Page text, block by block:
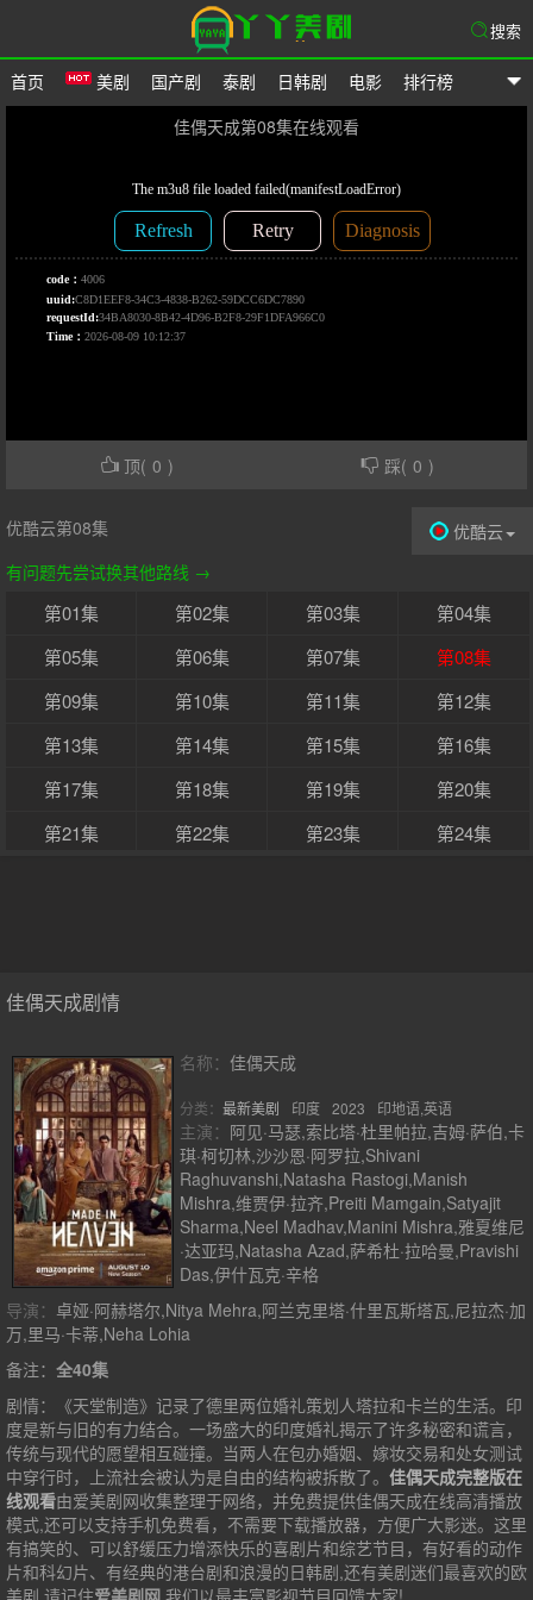
爱美剧网
首页 美剧 国产剧 泰剧 日韩剧 电影 排行榜
搜索
佳偶天成第08集在线观看
顶( 0 ) 踩( 0 )
优酷云
优酷云第08集
有问题先尝试换其他路线 →
第01集 第02集 第03集
第04集
第05集
第06集 第07集
第08集
第09集
第10集 第11集
第12集
第13集
第14集 第15集
第16集
第17集
第18集 第19集
第20集
第21集
第22集 第23集
第24集
第37集
佳偶天成剧情
名称： 佳偶天成
分类： 最新美剧 印度 2023 印地语,英语
主演： 阿见·马瑟,索比塔·杜里帕拉,吉姆·萨伯,卡
琪·柯切林,沙沙恩·阿罗拉,Shivani
Raghuvanshi,Natasha Rastogi,Manish
Mishra,维贾伊·拉齐,Preiti Mamgain,Satyajit
Sharma,Neel Madhav,Manini Mishra,雅夏维尼
·达亚玛,Natasha Azad,萨希杜·拉哈曼,Pravishi
Das,伊什瓦克·辛格
导演： 卓娅·阿赫塔尔,Nitya Mehra,阿兰克里塔·什里瓦斯塔瓦,尼拉杰·加
万,里马·卡蒂,Neha Lohia
备注： 全40集
剧情：
《天堂制造》记录了德里两位婚礼策划人塔拉和卡兰的生活。印
度是新与旧的有力结合。一场盛大的印度婚礼揭示了许多秘密和谎言，
传统与现代的愿望相互碰撞。当两人在包办婚姻、嫁妆交易和处女测试
中穿行时，上流社会被认为是自由的结构被拆散了。 佳偶天成完整版在
线观看由爱美剧网收集整理于网络，并免费提供佳偶天成在线高清播放
模式,还可以支持手机免费看，不需要下载播放器，方便广大影迷。这里
有搞笑的、可以舒缓压力增添快乐的喜剧片和综艺节目，有好看的动作
片和科幻片、有经典的港台剧和浪漫的日韩剧,还有美剧迷们最喜欢的欧
美剧,请记住爱美剧网 ,我们以最丰富影视节目回馈大家!